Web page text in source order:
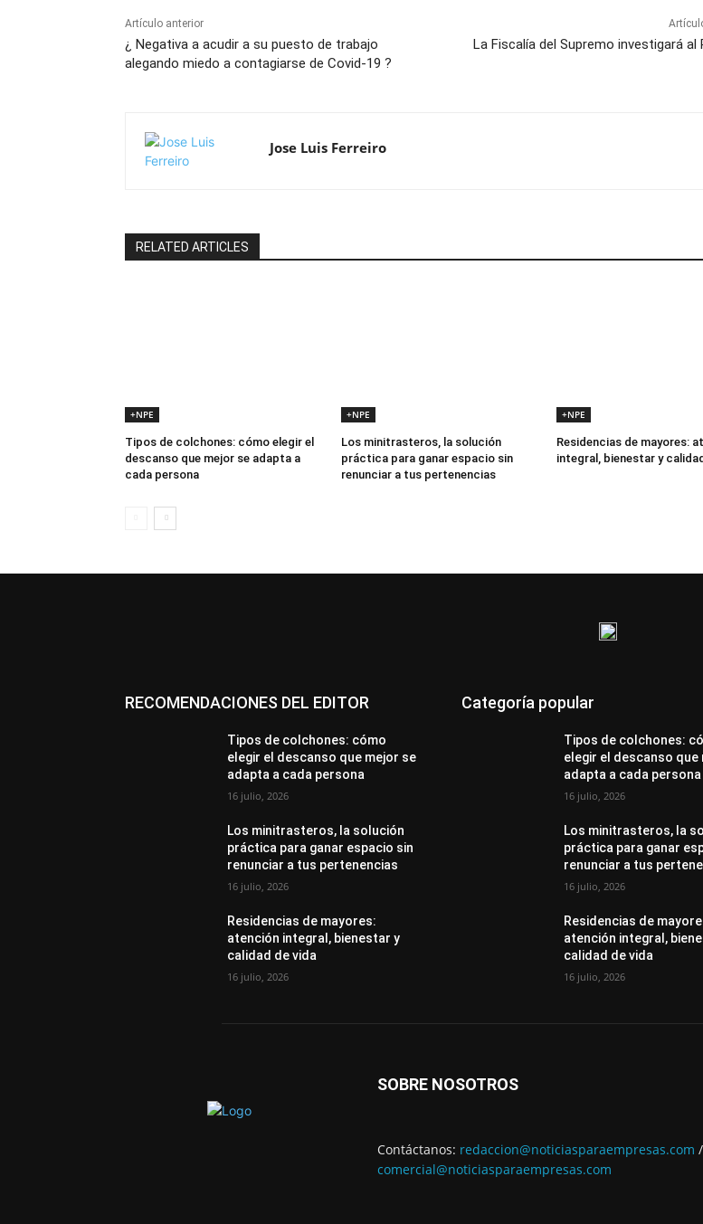
Artículo anterior
¿ Negativa a acudir a su puesto de trabajo
alegando miedo a contagiarse de Covid-19 ?
La Fiscalía del Supremo investigará al
Jose Luis Ferreiro
RELATED ARTICLES
+NPE
Tipos de colchones: cómo elegir el
descanso que mejor se adapta a
cada persona
+NPE
Los minitrasteros, la solución
práctica para ganar espacio sin
renunciar a tus pertenencias
+NPE
Residencias de mayores:
integral, bienestar y
RECOMENDACIONES DEL EDITOR
Tipos de colchones: cómo
elegir el descanso que mejor se
adapta a cada persona
16 julio, 2026
Los minitrasteros, la solución
práctica para ganar espacio sin
renunciar a tus pertenencias
16 julio, 2026
Residencias de mayores:
atención integral, bienestar y
calidad de vida
16 julio, 2026
Categoría popular
Tipos de colchones:
elegir el descanso que
adapta a cada persona
16 julio, 2026
Los minitrasteros, la
práctica para ganar
renunciar a tus
16 julio, 2026
Residencias de
atención integral,
calidad de vida
16 julio, 2026
SOBRE NOSOTROS
Contáctanos: redaccion@noticiasparaempresas.com /
comercial@noticiasparaempresas.com